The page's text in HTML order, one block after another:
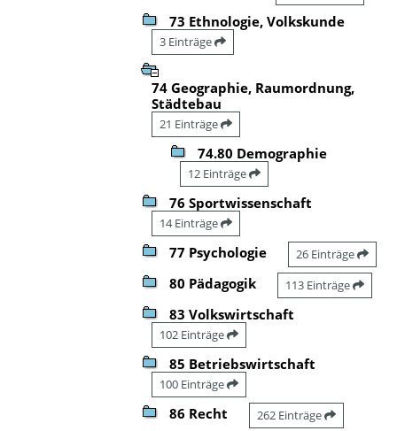
73 Ethnologie, Volkskunde
3 Einträge
74 Geographie, Raumordnung,
Städtebau
21 Einträge
74.80 Demographie
12 Einträge
76 Sportwissenschaft
14 Einträge
77 Psychologie 26 Einträge
80 Pädagogik 113 Einträge
83 Volkswirtschaft
102 Einträge
85 Betriebswirtschaft
100 Einträge
86 Recht 262 Einträge